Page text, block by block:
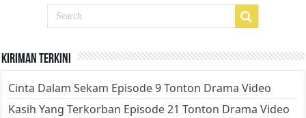
Kiriman Terkini
Cinta Dalam Sekam Episode 9 Tonton Drama Video
Kasih Yang Terkorban Episode 21 Tonton Drama Video